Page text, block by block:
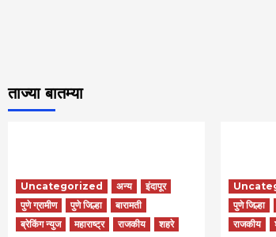
ताज्या बातम्या
Uncategorized अन्य
इंदापूर
पुणे ग्रामीण
पुणे जिल्हा
बारामती
ब्रेकिंग न्युज
महाराष्ट्र राजकीय शहरे
पुणे जिल्हा
राजकीय